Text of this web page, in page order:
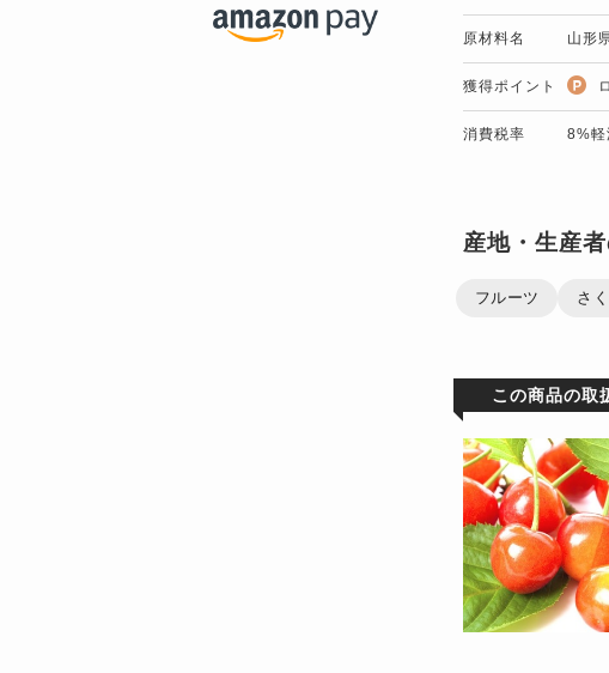
原材料名 山形
獲得ポイント
消費税率 8%軽
産地・生産
フルーツ さ
この商品の取